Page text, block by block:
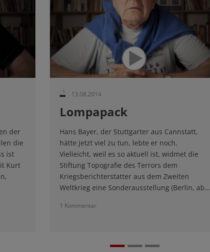
der
die
ist
Kurt
13.08.2014
Lompapack
Hans Bayer, der Stuttgarter aus Cannstatt,
hätte jetzt viel zu tun, lebte er noch.
Vielleicht, weil es so aktuell ist, widmet die
Stiftung Topografie des Terrors dem
Kriegsberichterstatter aus dem Zweiten
Weltkrieg eine Sonderausstellung (Berlin, ab…
1 Kommentar